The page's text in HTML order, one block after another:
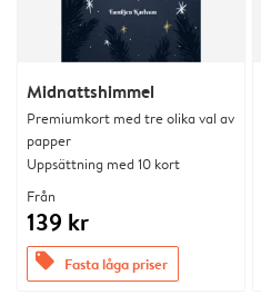
Midnattshimmel
Premiumkort med tre olika val av
papper
Uppsättning med 10 kort
Från
139 kr
offers Fasta låga priser